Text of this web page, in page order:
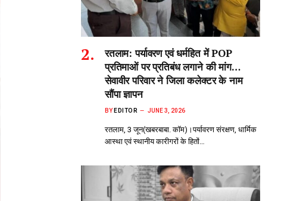
रतलाम: पर्यावरण एवं धर्महित में POP
प्रतिमाओं पर प्रतिबंध लगाने की मांग…
सेवावीर परिवार ने जिला कलेक्टर के नाम
सौंपा ज्ञापन
BY EDITOR JUNE 3, 2026
रतलाम, 3 जून(खबरबाबा. कॉम)।पर्यावरण संरक्षण, धार्मिक
आस्था एवं स्थानीय कारीगरों के हितों…